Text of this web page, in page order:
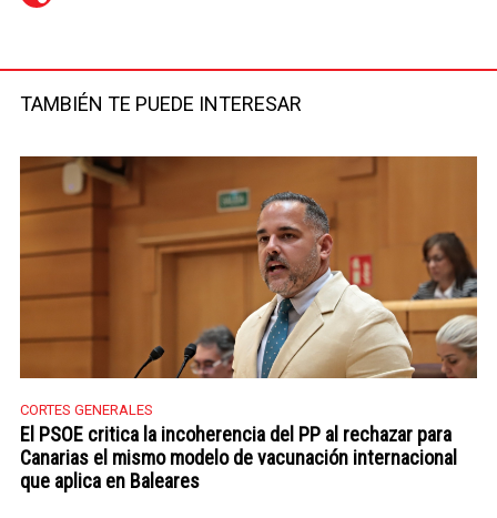
TAMBIÉN TE PUEDE INTERESAR
CORTES GENERALES
El PSOE critica la incoherencia del PP al rechazar para
Canarias el mismo modelo de vacunación internacional
que aplica en Baleares